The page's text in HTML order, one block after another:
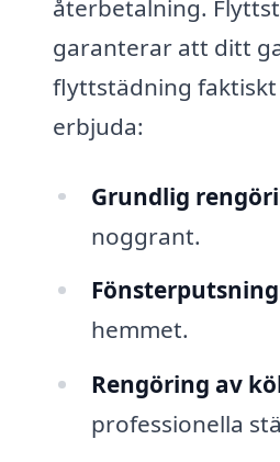
återbetalning.
garanterar att ditt
flyttstädning faktiskt
erbjuda:
Grundlig
noggrant.
hemmet.
Rengöring av
professionella